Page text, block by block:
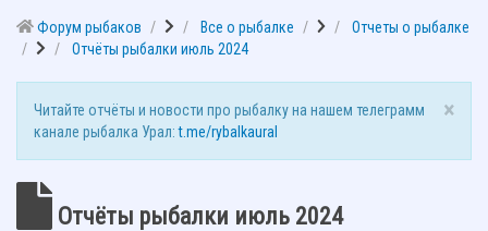
Форум рыбаков Все о рыбалке
Отчеты о рыбалке
Отчёты рыбалки июль 2024
×
Читайте отчёты и новости про рыбалку на нашем телеграмм
канале рыбалка Урал:t.me/rybalkaural
Отчёты рыбалки июль 2024